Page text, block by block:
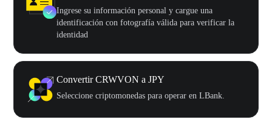
Ingrese su información personal y cargue una
identificación con fotografía válida para verificar la
identidad
Convertir CRWVON a JPY
Seleccione criptomonedas para operar en LBank.